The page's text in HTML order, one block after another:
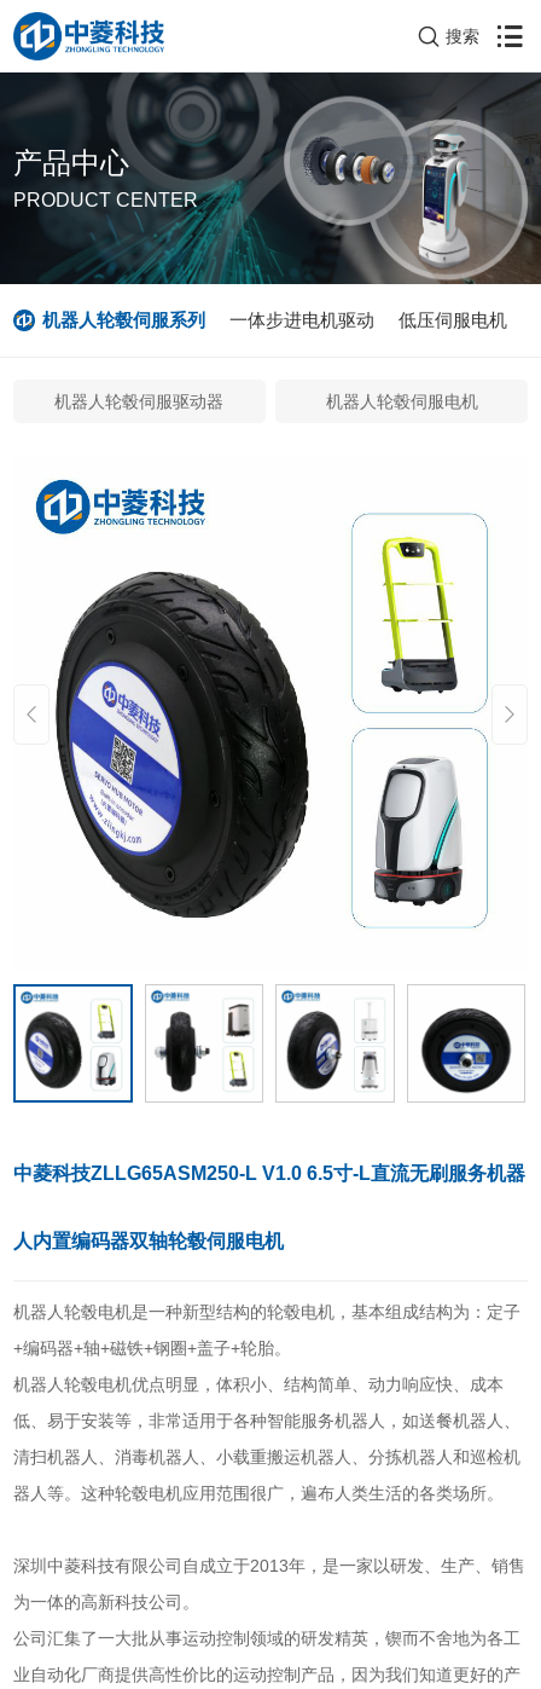
搜索
产品中心
PRODUCT CENTER
机器人轮毂伺服系列 一体步进电机驱动 低压伺服电机
机器人轮毂伺服驱动器 机器人轮毂伺服电机
中菱科技ZLLG65ASM250-L V1.0 6.5寸-L直流无刷服务机器
人内置编码器双轴轮毂伺服电机
机器人轮毂电机是一种新型结构的轮毂电机，基本组成结构为：定子
+编码器+轴+磁铁+钢圈+盖子+轮胎。
机器人轮毂电机优点明显，体积小、结构简单、动力响应快、成本
低、易于安装等，非常适用于各种智能服务机器人，如送餐机器人、
清扫机器人、消毒机器人、小载重搬运机器人、分拣机器人和巡检机
器人等。这种轮毂电机应用范围很广，遍布人类生活的各类场所。
深圳中菱科技有限公司自成立于2013年，是一家以研发、生产、销售
为一体的高新科技公司。
公司汇集了一大批从事运动控制领域的研发精英，锲而不舍地为各工
业自动化厂商提供高性价比的运动控制产品，因为我们知道更好的产